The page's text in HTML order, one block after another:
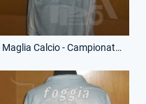
Maglia Calcio - Campionato Serie A - Aleksandar Kolarov - 3 - (Retro)